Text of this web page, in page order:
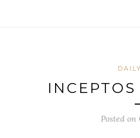
DAILY
Posted on